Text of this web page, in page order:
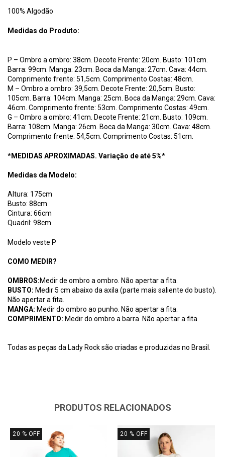
100% Algodão
Medidas do Produto:
P – Ombro a ombro: 38cm. Decote Frente: 20cm. Busto: 101cm.
Barra: 99cm. Manga: 23cm. Boca da Manga: 27cm. Cava: 44cm.
Comprimento frente: 51,5cm. Comprimento Costas: 48cm.
M – Ombro a ombro: 39,5cm. Decote Frente: 20,5cm. Busto:
105cm. Barra: 104cm. Manga: 25cm. Boca da Manga: 29cm. Cava:
46cm. Comprimento frente: 53cm. Comprimento Costas: 49cm.
G – Ombro a ombro: 41cm. Decote Frente: 21cm. Busto: 109cm.
Barra: 108cm. Manga: 26cm. Boca da Manga: 30cm. Cava: 48cm.
Comprimento frente: 54,5cm. Comprimento Costas: 51cm.
*MEDIDAS APROXIMADAS. Variação de até 5%*
Medidas da Modelo:
Altura: 175cm
Busto: 88cm
Cintura: 66cm
Quadril: 98cm
Modelo veste P
COMO MEDIR?
OMBROS:Medir de ombro a ombro. Não apertar a fita.
BUSTO: Medir 5 cm abaixo da axila (parte mais saliente do busto).
Não apertar a fita.
MANGA: Medir do ombro ao punho. Não apertar a fita.
COMPRIMENTO: Medir do ombro a barra. Não apertar a fita.
Todas as peças da Lady Rock são criadas e produzidas no Brasil.
PRODUTOS RELACIONADOS
20 % OFF 20 % OFF